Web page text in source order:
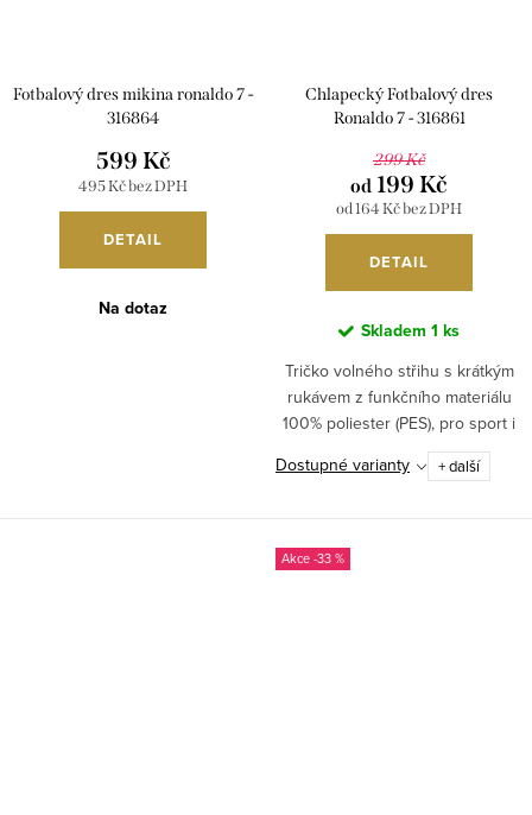
Fotbalový dres mikina ronaldo 7 -
316864
495 Kč bez DPH
599 Kč
DETAIL
Na dotaz
Chlapecký Fotbalový dres
Ronaldo 7 - 316861
299 Kč
od 164 Kč bez DPH
od 199 Kč
DETAIL
Skladem 1 ks
Tričko volného střihu s krátkým
rukávem z funkčního materiálu
100% poliester (PES), pro sport i
běžné nošení. Není original.
Dostupné varianty + další
-33 %